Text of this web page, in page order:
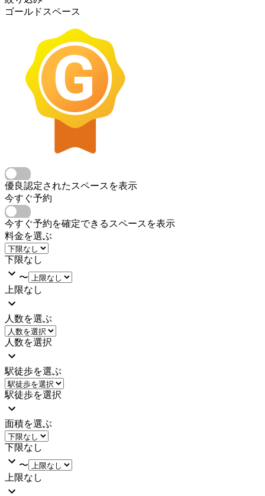
ゴールドスペース
優良認定されたスペースを表示
今すぐ予約
今すぐ予約を確定できるスペースを表示
料金を選ぶ
下限なし
〜
上限なし
人数を選ぶ
人数を選択
駅徒歩を選ぶ
駅徒歩を選択
面積を選ぶ
下限なし
〜
上限なし